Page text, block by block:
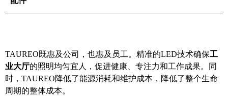
TAUREO既惠及公司，也惠及员工。精准的LED技术确保工
业大厅的照明均匀宜人，促进健康、专注力和工作成果。同
时，TAUREO降低了能源消耗和维护成本，降低了整个生命
周期的整体成本。